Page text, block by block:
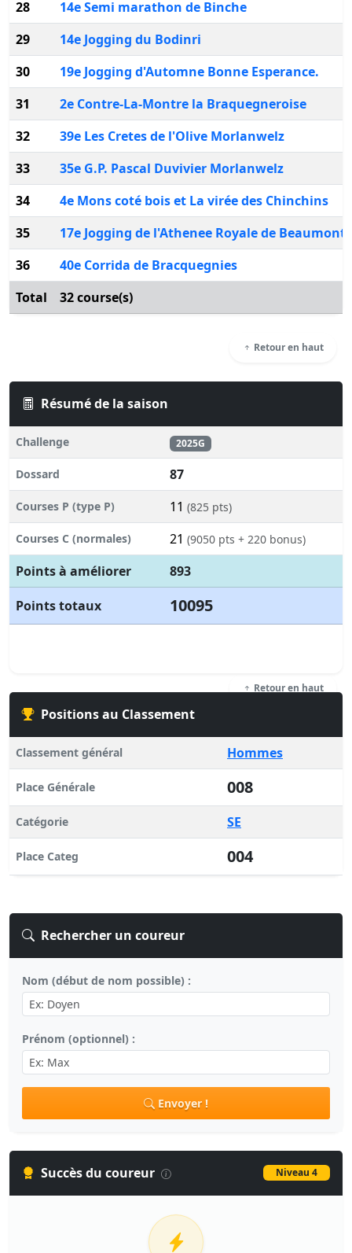
28
14e Semi marathon de Binche
29
14e Jogging du Bodinri
30
19e Jogging d'Automne Bonne Esperance.
31
2e Contre-La-Montre la Braquegneroise
32
39e Les Cretes de l'Olive Morlanwelz
33
35e G.P. Pascal Duvivier Morlanwelz
34
4e Mons coté bois et La virée des Chinchins
35
17e Jogging de l'Athenee Royale de Beaumont
36
40e Corrida de Bracquegnies
Total
32 course(s)
Retour en haut
Résumé de la saison
Challenge 2025G
Dossard 87
Courses P (type P) 11 (825 pts)
Courses C (normales) 21 (9050 pts + 220 bonus)
Points à améliorer
893
Points totaux
10095
Retour en haut
Positions au Classement
Classement général Hommes
Place Générale 008
Catégorie SE
Place Categ 004
Rechercher un coureur
Nom (début de nom possible) :
Prénom (optionnel) :
Envoyer !
Succès du coureur Niveau 4